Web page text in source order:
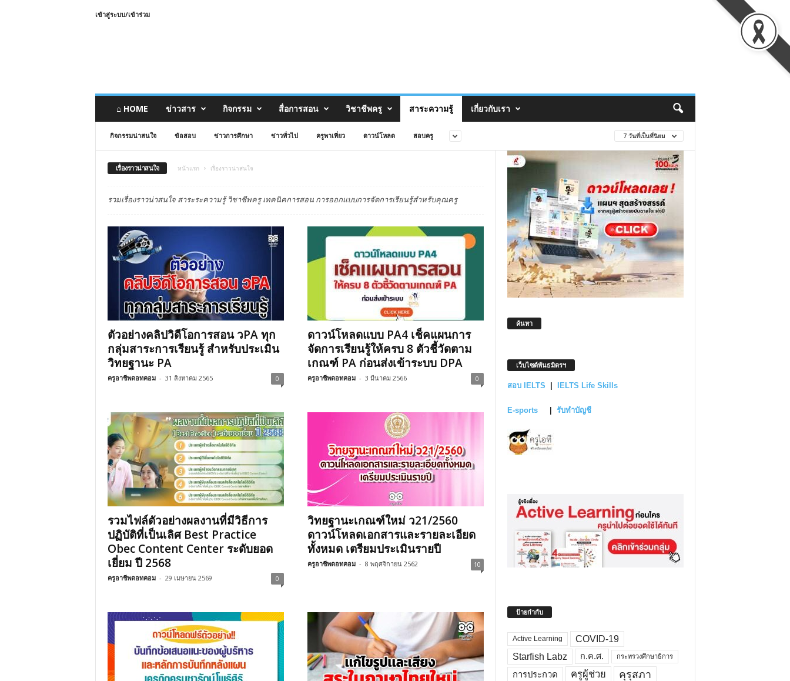
เข้าสู่ระบบ/เข้าร่วม
⌂ HOME ข่าวสาร กิจกรรม สื่อการสอน วิชาชีพครู สาระความรู้ เกี่ยวกับเรา
กิจกรรมน่าสนใจ ข้อสอบ ข่าวการศึกษา ข่าวทั่วไป ครูพาเที่ยว ดาวน์โหลด สอบครู 7 วันที่เป็นที่นิยม
เรื่องราวน่าสนใจ หน้าแรก เรื่องราวน่าสนใจ
รวมเรื่องราวน่าสนใจ สาระระความรู้ วิชาชีพครู เทคนิคการสอน การออกแบบการจัดการเรียนรู้สำหรับคุณครู
ตัวอย่างคลิปวิดีโอการสอน วPA ทุก
กลุ่มสาระการเรียนรู้ สำหรับประเมิน
วิทยฐานะ PA
ครูอาชีพดอทคอม - 31 สิงหาคม 2565 0
ดาวน์โหลดแบบ PA4 เช็คแผนการ
จัดการเรียนรู้ให้ครบ 8 ตัวชี้วัดตาม
เกณฑ์ PA ก่อนส่งเข้าระบบ DPA
ครูอาชีพดอทคอม - 3 มีนาคม 2566 0
รวมไฟล์ตัวอย่างผลงานที่มีวิธีการ
ปฏิบัติที่เป็นเลิศ Best Practice
Obec Content Center ระดับยอด
เยี่ยม ปี 2568
ครูอาชีพดอทคอม - 29 เมษายน 2569 0
วิทยฐานะเกณฑ์ใหม่ ว21/2560
ดาวน์โหลดเอกสารและรายละเอียด
ทั้งหมด เตรียมประเมินรายปี
ครูอาชีพดอทคอม - 8 พฤศจิกายน 2562 10
ค้นหา
เว็บไซต์พันธมิตรฯ
สอบ IELTS IELTS Life Skills
E-sports รับทำบัญชี
ป้ายกำกับ
Active Learning
COVID-19
Starfish Labz
ก.ค.ศ. กระทรวงศึกษาธิการ
การประกวด ครูผู้ช่วย คุรุสภา